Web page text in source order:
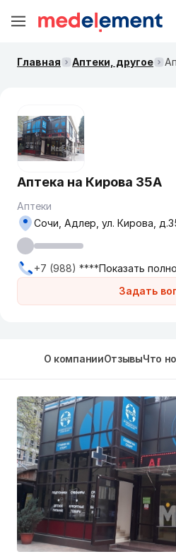
Главная Аптеки, другое
Аптека на Кирова 35А
Аптеки
Задать
Сочи, Адлер, ул. Кирова,
+7 (988) ****Показать
О компанииОтзывыЧто